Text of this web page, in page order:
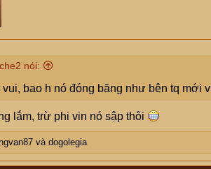
nói:
bao h nó đóng băng như bên tq mới
lắm, trừ phi vin nó sập thôi
và dogolegia